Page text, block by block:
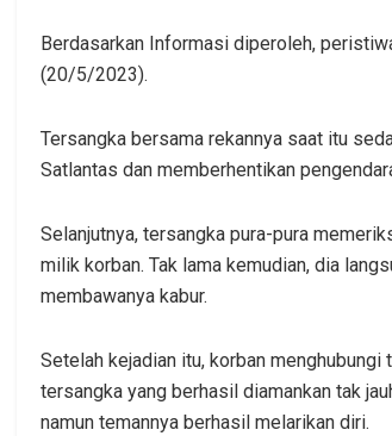
Berdasarkan Informasi diperoleh,
(20/5/2023).
Tersangka bersama rekannya saat itu
Satlantas dan memberhentikan
Selanjutnya, tersangka pura-pura
milik korban. Tak lama kemudian, dia
membawanya kabur.
Setelah kejadian itu, korban menghubungi
tersangka yang berhasil diamankan tak
namun temannya berhasil melarikan diri.